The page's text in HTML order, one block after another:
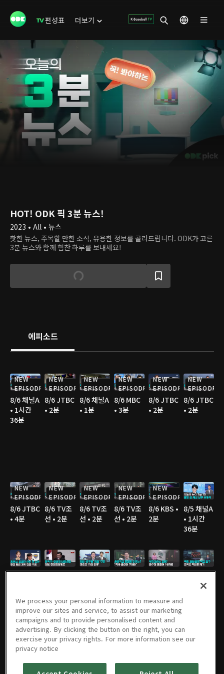
편성표 더보기
HOT! ODK 픽 3분 뉴스!
2023 • All • 뉴스
핫한 뉴스, 주목할 만한 소식, 유용한 정보를 골라드립니다. ODK가 고른
3분 뉴스와 함께 힘찬 하루를 보내세요!
에피소드
NEW
EPISODE
8/6 채널A
• 1시간
36분
NEW
EPISODE
8/6 JTBC
• 2분
NEW
EPISODE
8/6 채널A
• 1분
NEW
EPISODE
8/6 MBC
• 3분
NEW
EPISODE
8/6 JTBC
• 2분
NEW
EPISODE
8/6 JTBC
• 2분
NEW
EPISODE
8/6 JTBC
• 4분
NEW
EPISODE
8/6 TV조
선 • 2분
NEW
EPISODE
8/6 TV조
선 • 2분
NEW
EPISODE
8/6 TV조
선 • 2분
NEW
EPISODE
8/6 KBS •
2분
8/5 채널A
• 1시간
36분
선 • 3분
8/5 TV조
선 • 3분
8/5 MBC
• 3분
8/5 YTN •
3분
8/5 YTN •
3분
8/4 채널A
• 1시간
8/4 JTBC
• 2분
We process your personal information to measure and
improve our sites and service, to assist our marketing
campaigns and to provide personalised content and
advertising. By clicking the button on the right, you can
exercise your privacy rights. For more information see our
privacy notice